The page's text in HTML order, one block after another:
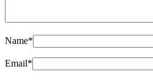
Name*
Email*